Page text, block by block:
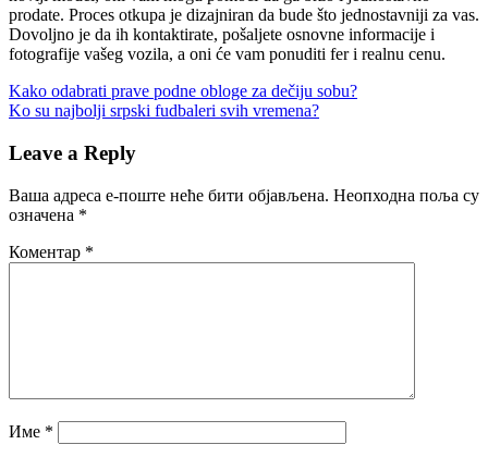
prodate. Proces otkupa je dizajniran da bude što jednostavniji za vas.
Dovoljno je da ih kontaktirate, pošaljete osnovne informacije i
fotografije vašeg vozila, a oni će vam ponuditi fer i realnu cenu.
Кретање
чланка
Previous
Post:
Kako odabrati prave podne obloge za dečiju sobu?
Next
Ko su najbolji srpski fudbaleri svih vremena?
Leave a Reply
Ваша адреса е-поште неће бити објављена. Неопходна поља су
означена *
Коментар *
Име *